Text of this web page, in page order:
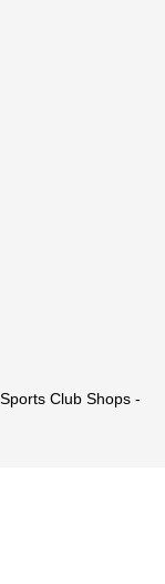
Club Shops -